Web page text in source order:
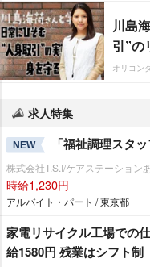
川島
引”の
オリコン
求人特集
NEW 「福祉調理スタ
株式会社T.S.I/ケアステーション
時給1,230円
アルバイト・パート / 東京都
家電リサイクル工場での
給1580円 残業はシフト制